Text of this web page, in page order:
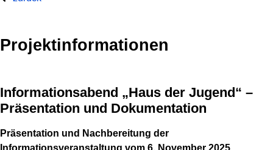
Projektinformationen
Informationsabend „Haus der Jugend“ –
Präsentation und Dokumentation
Präsentation und Nachbereitung der
Informationsveranstaltung vom 6. November 2025